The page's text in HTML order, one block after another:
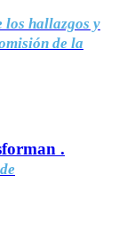
los hallazgos y
de la
.